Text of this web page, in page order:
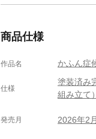
商品仕様
作品名 かふん症
仕様
塗装済み
組み立て）
発売月 2026年2月